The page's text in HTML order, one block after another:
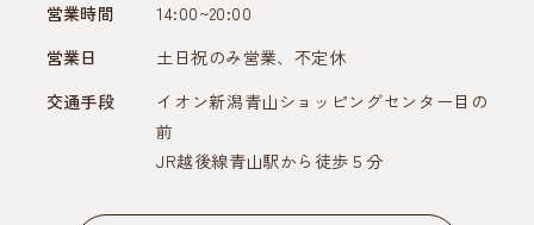
営業時間
14:00~20:00
営業日
土日祝のみ営業、不定休
交通手段
イオン新潟青山ショッピングセンター目の
前
JR越後線青山駅から徒歩５分